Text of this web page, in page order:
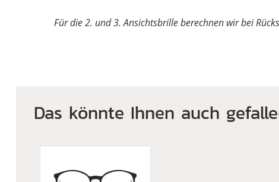
Für die 2. und 3. Ansichtsbrille berechnen wir bei
Das könnte Ihnen auch